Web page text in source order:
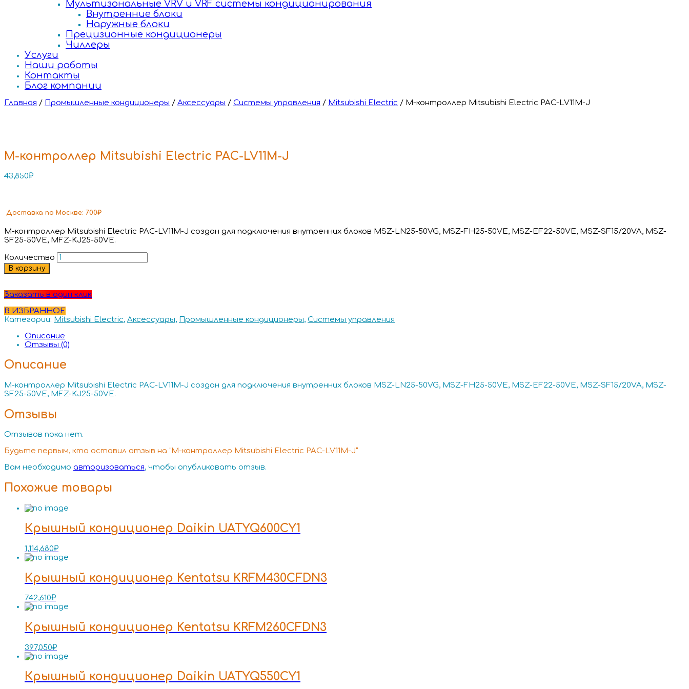
Мультизональные VRV и VRF системы кондиционирования
Внутренние блоки
Наружные блоки
Прецизионные кондиционеры
Чиллеры
Услуги
Наши работы
Контакты
Блог компании
Главная / Промышленные кондиционеры / Аксессуары / Системы управления / Mitsubishi Electric / М-контроллер Mitsubishi Electric PAC-LV11M-J
М-контроллер Mitsubishi Electric PAC-LV11M-J
43,850₽
Доставка по Москве: 700₽
М-контроллер Mitsubishi Electric PAC-LV11M-J создан для подключения внутренних блоков MSZ-LN25-50VG, MSZ-FH25-50VE, MSZ-EF22-50VE, MSZ-SF15/20VA, MSZ-
SF25-50VE, MFZ-KJ25-50VE.
Количество
В корзину
Заказать в один клик
В ИЗБРАННОЕ
Категории: Mitsubishi Electric, Аксессуары, Промышленные кондиционеры, Системы управления
Описание
Отзывы (0)
Описание
М-контроллер Mitsubishi Electric PAC-LV11M-J создан для подключения внутренних блоков MSZ-LN25-50VG, MSZ-FH25-50VE, MSZ-EF22-50VE, MSZ-SF15/20VA, MSZ-
SF25-50VE, MFZ-KJ25-50VE.
Отзывы
Отзывов пока нет.
Будьте первым, кто оставил отзыв на “М-контроллер Mitsubishi Electric PAC-LV11M-J”
Вам необходимо авторизоваться, чтобы опубликовать отзыв.
Похожие товары
Крышный кондиционер Daikin UATYQ600CY1
1,114,680₽
Крышный кондиционер Kentatsu KRFM430CFDN3
742,610₽
Крышный кондиционер Kentatsu KRFM260CFDN3
397,050₽
Крышный кондиционер Daikin UATYQ550CY1